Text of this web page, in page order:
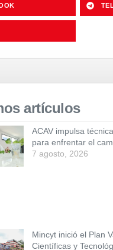
artículos
ACAV impulsa
para enfrentar el
7 agosto, 2026
Mincyt inició el Plan
Científicas y